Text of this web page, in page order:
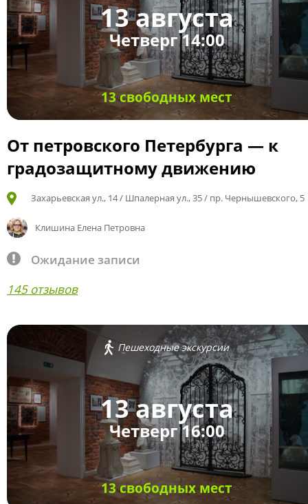
13 августа
Четверг 14:00
13 свободных мест
От петровского Петербурга — к
градозащитному движению
Захарьевская ул., 14 / Шпалерная ул., 35 / пр. Чернышевского, 5
Клишина Елена Петровна
Ожидание записи
145 отзывов
Пешеходные экскурсии
13 августа
Четверг 16:00
13 свободных мест